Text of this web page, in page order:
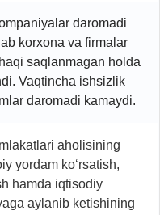
daromadi
korxona va firmalar
saqlanmagan holda
Vaqtincha ishsizlik
daromadi kamaydi.
aholisining
yordam ko‘rsatish,
hamda iqtisodiy
aylanib ketishining